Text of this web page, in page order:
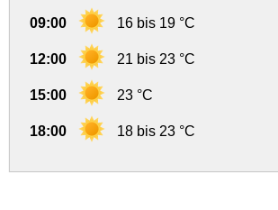
09:00 16 bis 19 °C
12:00 21 bis 23 °C
15:00 23 °C
18:00 18 bis 23 °C